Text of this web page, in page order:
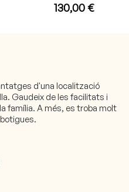
130,00 €
d'una localització
Gaudeix de les facilitats i
família. A més, es troba molt